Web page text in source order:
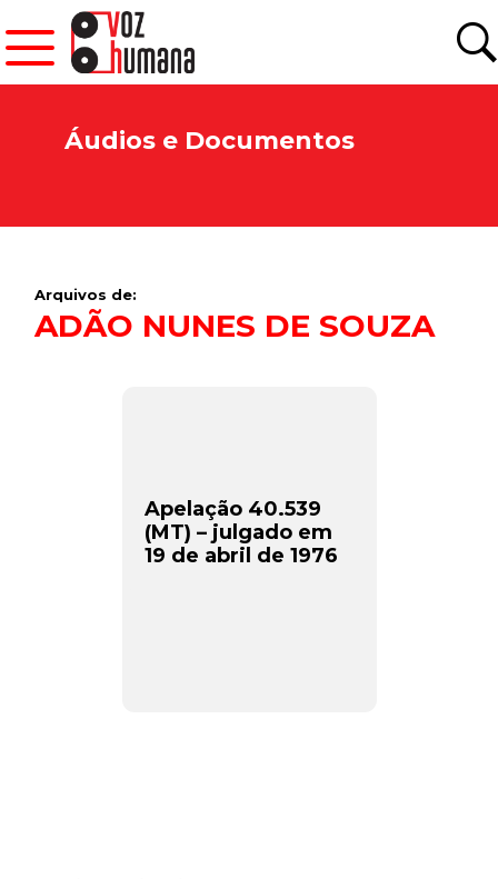
Áudios e Documentos
Arquivos de:
ADÃO NUNES DE SOUZA
Apelação 40.539
(MT) – julgado em
19 de abril de 1976